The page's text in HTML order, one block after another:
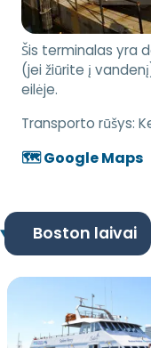
Šis terminalas yra
(jei žiūrite į
eilėje.
Transporto rūšys:
🗺️ Google Maps
Boston laivai